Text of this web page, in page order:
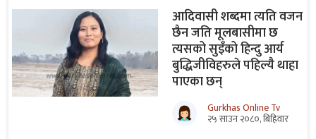
आदिवासी शब्दमा त्यति वजन
छैन जति मूलबासीमा छ
त्यसको सुइँको हिन्दु आर्य
बुद्धिजीविहरुले पहिल्यै थाहा
पाएका छन्
Gurkhas Online Tv
२५ साउन २०८०, बिहिवार